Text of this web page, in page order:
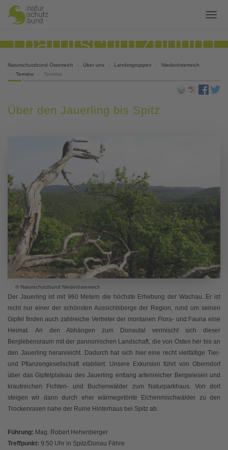
Naturschutzbund Österreich Über uns Landesgruppen
Niederösterreich
Termine
Termine
Über den Jauerling bis Spitz
© Naturschutzbund Niederösterreich
Der Jauerling ist mit 960 Metern die höchste Erhebung der Wachau. Er ist
nicht nur einer der schönsten Aussichtsberge der Region, rund um seinen
Gipfel finden auch zahlreiche Vertreter der montanen Flora- und Fauna eine
Heimat. An den Abhängen zum Donautal vermischt sich dieser
Berglebensraum mit der pannonischen Landschaft, die von Osten her bis an
den Jauerling heranreicht. Dadurch hat sich hier eine recht vielfältige Tier-
und Pflanzengesellschaft etabliert. Unsere Exkursion führt von Oberndorf
über das Gipfelplateau des Jauerling entlang artenreicher Bergwiesen und
krautreichen Fichten- und Buchenwälder zum Naturparkhaus. Von dort
steigen wir dann durch eher wärmegetönte Eichenmischwälder zu den
Trockenrasen nahe der Ruine Hinterhaus bei Spitz ab.
Führung: Mag. Robert Hehenberger
Treffpunkt: 9:50 Uhr in Spitz/Donau Fähre